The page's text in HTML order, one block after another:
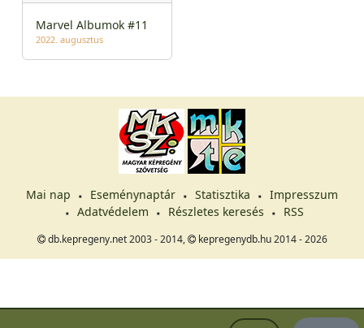
Marvel Albumok #11
2022. augusztus
Mai nap Eseménynaptár Statisztika
Impresszum
Adatvédelem
Részletes keresés RSS
db.kepregeny.net 2003 - 2014, kepregenydb.hu 2014 - 2026